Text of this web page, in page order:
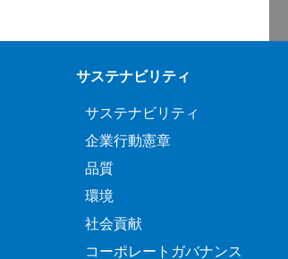
サステナビリティ
サステナビリティ
企業行動憲章
品質
環境
社会貢献
コーポレートガバナンス